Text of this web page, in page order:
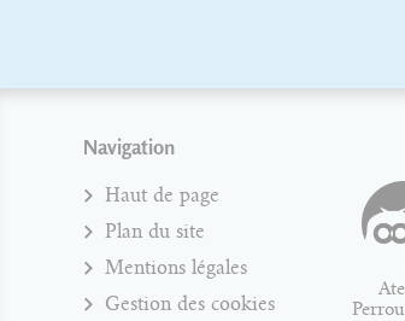
Navigation
Haut de page
Plan du site
Mentions légales
Gestion des cookies